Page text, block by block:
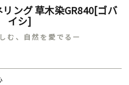
ング 草木染GR840[ゴバ
イシ]
む、自然を愛でるー